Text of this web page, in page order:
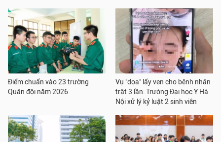
Điểm chuẩn vào 23 trường
Quân đội năm 2026
Vụ "dọa" lấy ven cho bệnh nhân
trật 3 lần: Trường Đại học Y Hà
Nội xử lý kỷ luật 2 sinh viên